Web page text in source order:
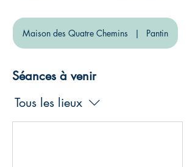
Maison des Quatre Chemins | Pantin
Séances à venir
Tous les lieux